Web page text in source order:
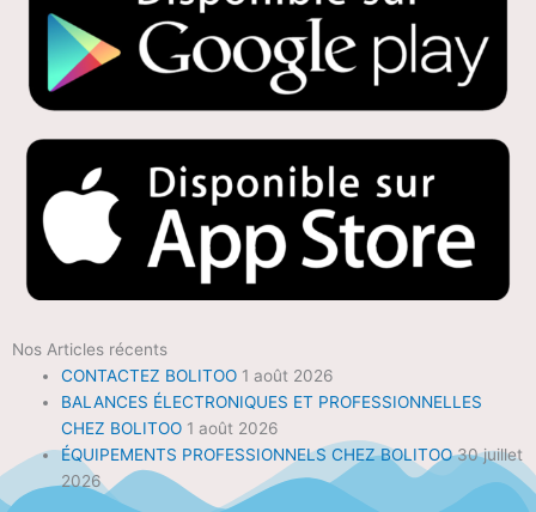
Nos Articles récents
CONTACTEZ BOLITOO 1 août 2026
BALANCES ÉLECTRONIQUES ET PROFESSIONNELLES
CHEZ BOLITOO 1 août 2026
ÉQUIPEMENTS PROFESSIONNELS CHEZ BOLITOO 30 juillet
2026